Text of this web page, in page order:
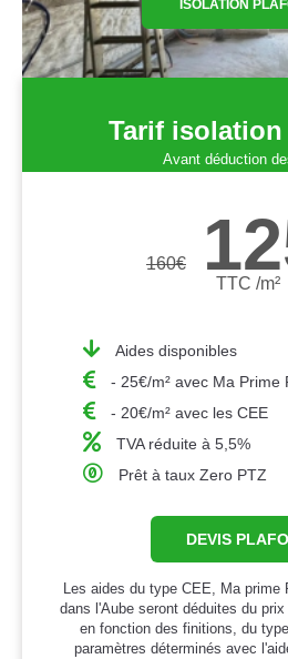
ISOLATION
Tarif
Avant déduction
160€
TTC /m²
Aides disponibles
- 25€/m² avec Ma Prime
- 20€/m² avec les CEE
TVA réduite à 5,5%
Prêt à taux Zero PTZ
DEVIS
Les aides du type CEE, Ma prime
dans l'Aube seront déduites du
en fonction des finitions, du
paramètres déterminés avec